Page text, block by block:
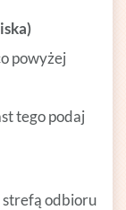
powyżej
tego podaj
strefą odbioru